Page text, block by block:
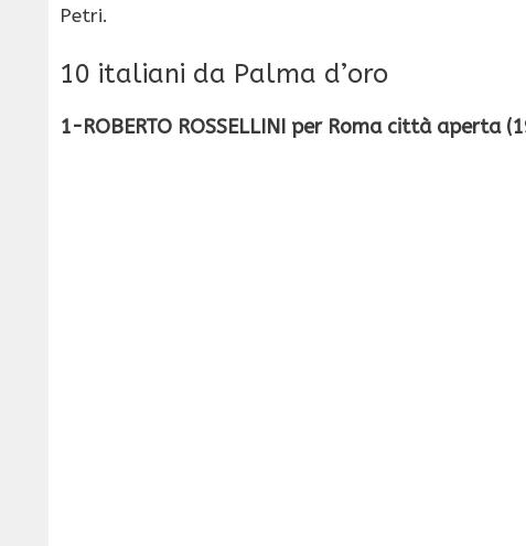
Petri.
10 italiani da Palma d’oro
1-ROBERTO ROSSELLINI per Roma città aperta